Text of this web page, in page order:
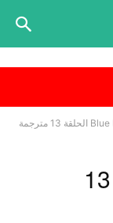
انمي Blue Lock الحلقة 13